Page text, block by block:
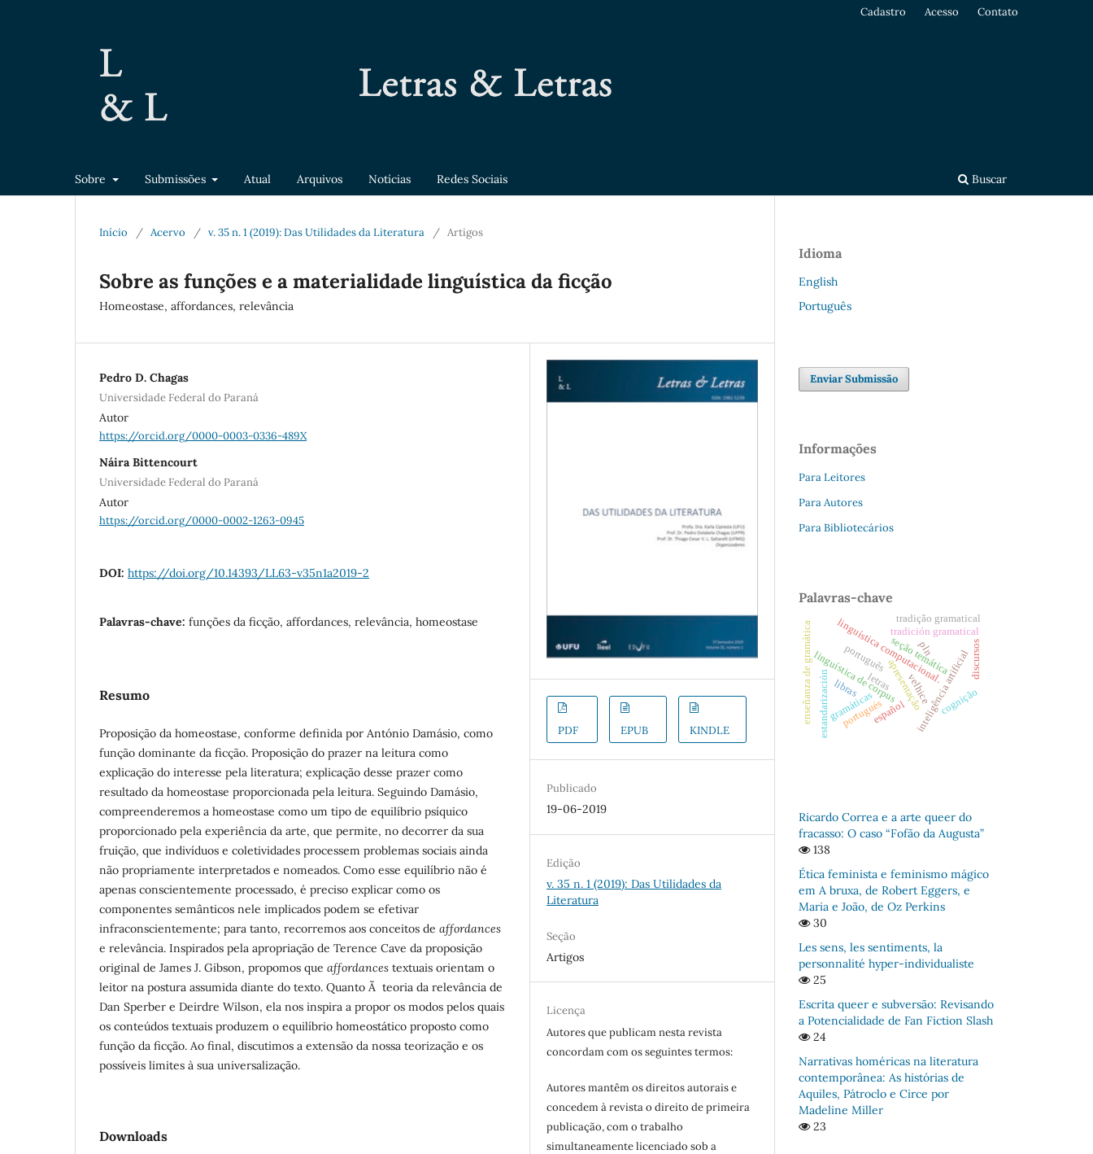
Sobre Submissões Atual Arquivos Notícias Redes Sociais Buscar
Cadastro Acesso Contato
Início / Acervo / v. 35 n. 1 (2019): Das Utilidades da Literatura / Artigos
Sobre as funções e a materialidade linguística da ficção
Homeostase, affordances, relevância
Pedro D. Chagas
Universidade Federal do Paraná
Autor
https://orcid.org/0000-0003-0336-489X
Náira Bittencourt
Universidade Federal do Paraná
Autor
https://orcid.org/0000-0002-1263-0945
DOI: https://doi.org/10.14393/LL63-v35n1a2019-2
Palavras-chave: funções da ficção, affordances, relevância, homeostase
Resumo
Proposição da homeostase, conforme definida por António Damásio, como
função dominante da ficção. Proposição do prazer na leitura como
explicação do interesse pela literatura; explicação desse prazer como
resultado da homeostase proporcionada pela leitura. Seguindo Damásio,
compreenderemos a homeostase como um tipo de equilíbrio psíquico
proporcionado pela experiência da arte, que permite, no decorrer da sua
fruição, que indivíduos e coletividades processem problemas sociais ainda
não propriamente interpretados e nomeados. Como esse equilíbrio não é
apenas conscientemente processado, é preciso explicar como os
componentes semânticos nele implicados podem se efetivar
infraconscientemente; para tanto, recorremos aos conceitos de affordances
e relevância. Inspirados pela apropriação de Terence Cave da proposição
original de James J. Gibson, propomos que affordances textuais orientam o
leitor na postura assumida diante do texto. Quanto Ã teoria da relevância de
Dan Sperber e Deirdre Wilson, ela nos inspira a propor os modos pelos quais
os conteúdos textuais produzem o equilíbrio homeostático proposto como
função da ficção. Ao final, discutimos a extensão da nossa teorização e os
possíveis limites à sua universalização.
Downloads
PDF EPUB KINDLE
Publicado
19-06-2019
Edição
v. 35 n. 1 (2019): Das Utilidades da
Literatura
Seção
Artigos
Licença
Autores que publicam nesta revista
concordam com os seguintes termos:
Autores mantêm os direitos autorais e
concedem à revista o direito de primeira
publicação, com o trabalho
simultaneamente licenciado sob a
Idioma
English
Português
Enviar Submissão
Informações
Para Leitores
Para Autores
Para Bibliotecários
Palavras-chave
linguística de corpus
linguística computacional.inteligência artificial
letrasapresentação
seção temática
cognição
estandarizacióngramáticas
enseñanza de gramática tradición gramatical
portuguésespañol
tradição gramatical
português
libras
pln
velhice
discursos
Ricardo Correa e a arte queer do
fracasso: O caso “Fofão da Augusta”
138
Ética feminista e feminismo mágico
em A bruxa, de Robert Eggers, e
Maria e João, de Oz Perkins
30
Les sens, les sentiments, la
personnalité hyper-individualiste
25
Escrita queer e subversão: Revisando
a Potencialidade de Fan Fiction Slash
24
Narrativas homéricas na literatura
contemporânea: As histórias de
Aquiles, Pátroclo e Circe por
Madeline Miller
23